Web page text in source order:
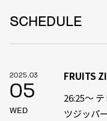
SCHEDULE
2025.03
05
WED
FRUITS
26:25～
ツジッパー